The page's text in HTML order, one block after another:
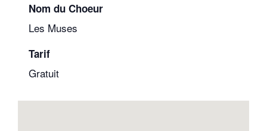
Nom du Choeur
Les Muses
Tarif
Gratuit